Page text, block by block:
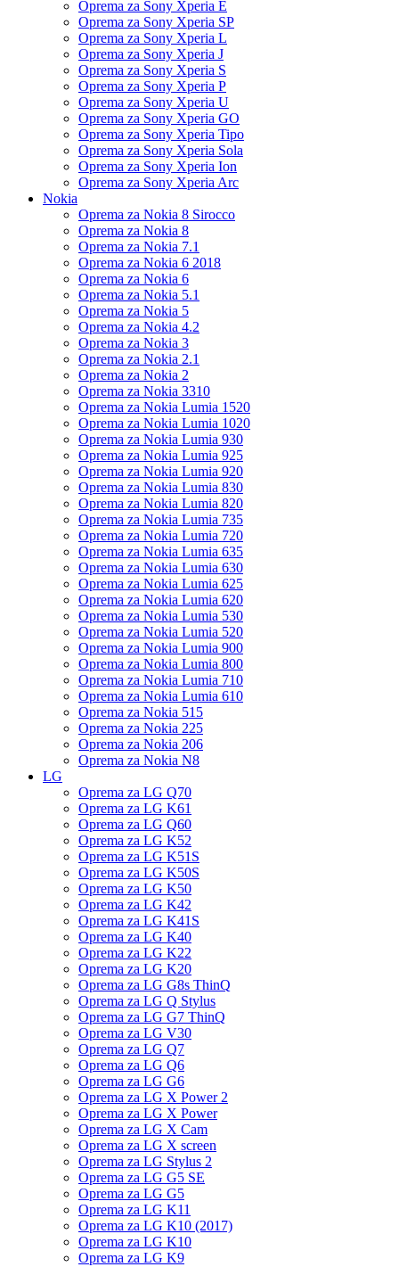
Oprema za Sony Xperia E
Oprema za Sony Xperia SP
Oprema za Sony Xperia L
Oprema za Sony Xperia J
Oprema za Sony Xperia S
Oprema za Sony Xperia P
Oprema za Sony Xperia U
Oprema za Sony Xperia GO
Oprema za Sony Xperia Tipo
Oprema za Sony Xperia Sola
Oprema za Sony Xperia Ion
Oprema za Sony Xperia Arc
Nokia
Oprema za Nokia 8 Sirocco
Oprema za Nokia 8
Oprema za Nokia 7.1
Oprema za Nokia 6 2018
Oprema za Nokia 6
Oprema za Nokia 5.1
Oprema za Nokia 5
Oprema za Nokia 4.2
Oprema za Nokia 3
Oprema za Nokia 2.1
Oprema za Nokia 2
Oprema za Nokia 3310
Oprema za Nokia Lumia 1520
Oprema za Nokia Lumia 1020
Oprema za Nokia Lumia 930
Oprema za Nokia Lumia 925
Oprema za Nokia Lumia 920
Oprema za Nokia Lumia 830
Oprema za Nokia Lumia 820
Oprema za Nokia Lumia 735
Oprema za Nokia Lumia 720
Oprema za Nokia Lumia 635
Oprema za Nokia Lumia 630
Oprema za Nokia Lumia 625
Oprema za Nokia Lumia 620
Oprema za Nokia Lumia 530
Oprema za Nokia Lumia 520
Oprema za Nokia Lumia 900
Oprema za Nokia Lumia 800
Oprema za Nokia Lumia 710
Oprema za Nokia Lumia 610
Oprema za Nokia 515
Oprema za Nokia 225
Oprema za Nokia 206
Oprema za Nokia N8
LG
Oprema za LG Q70
Oprema za LG K61
Oprema za LG Q60
Oprema za LG K52
Oprema za LG K51S
Oprema za LG K50S
Oprema za LG K50
Oprema za LG K42
Oprema za LG K41S
Oprema za LG K40
Oprema za LG K22
Oprema za LG K20
Oprema za LG G8s ThinQ
Oprema za LG Q Stylus
Oprema za LG G7 ThinQ
Oprema za LG V30
Oprema za LG Q7
Oprema za LG Q6
Oprema za LG G6
Oprema za LG X Power 2
Oprema za LG X Power
Oprema za LG X Cam
Oprema za LG X screen
Oprema za LG Stylus 2
Oprema za LG G5 SE
Oprema za LG G5
Oprema za LG K11
Oprema za LG K10 (2017)
Oprema za LG K10
Oprema za LG K9